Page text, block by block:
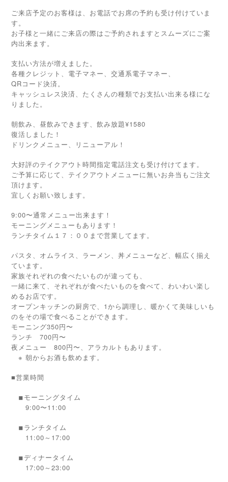
ご来店予定のお客様は、お電話でお席の予約も受け付けていま
す。
お子様と一緒にご来店の際はご予約されますとスムーズにご案
内出来ます。
支払い方法が増えました。
各種クレジット、電子マネー、交通系電子マネー、
QRコード決済。
キャッシュレス決済、たくさんの種類でお支払い出来る様にな
りました。
朝飲み、昼飲みできます、飲み放題¥1580
復活しました！
ドリンクメニュー、リニューアル！
大好評のテイクアウト時間指定電話注文も受け付けてます。
ご予算に応じて、テイクアウトメニューに無いお弁当もご注文
頂けます。
宜しくお願い致します。
9:00〜通常メニュー出来ます！
モーニングメニューもあります！
ランチタイム１７：００まで営業してます。
パスタ、オムライス、ラーメン、丼メニューなど、幅広く揃え
ています。
家族それぞれの食べたいものが違っても、
一緒に来て、それぞれが食べたいものを食べて、わいわい楽し
めるお店です。
オープンキッチンの厨房で、1から調理し、暖かくて美味しいも
のをその場で食べることができます。
モーニング350円〜
ランチ 700円〜
夜メニュー 800円〜、アラカルトもあります。
※ 朝からお酒も飲めます。
■営業時間
◾︎ モーニングタイム
9:00〜11:00
◾︎ ランチタイム
11:00～17:00
◾︎ディナータイム
17:00～23:00